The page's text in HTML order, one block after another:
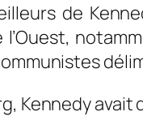
de
Kennedy avait